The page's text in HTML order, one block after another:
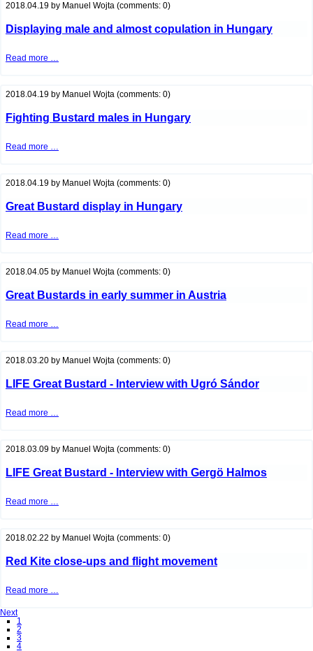
2018.04.19 by Manuel Wojta (comments: 0)
Displaying male and almost copulation in Hungary
Read more …
copulation
in
2018.04.19 by Manuel Wojta (comments: 0)
Fighting Bustard males in Hungary
Read more …
Hungary
2018.04.19 by Manuel Wojta (comments: 0)
Great Bustard display in Hungary
Read more …
Hungary
2018.04.05 by Manuel Wojta (comments: 0)
Great Bustards in early summer in Austria
Read more …
summer
in
2018.03.20 by Manuel Wojta (comments: 0)
LIFE Great Bustard - Interview with Ugró Sándor
Read more …
Interview
with
Sándor
2018.03.09 by Manuel Wojta (comments: 0)
LIFE Great Bustard - Interview with Gergö Halmos
Read more …
Interview
with
Halmos
2018.02.22 by Manuel Wojta (comments: 0)
Red Kite close-ups and flight movement
Read more …
Next
1
2
3
4